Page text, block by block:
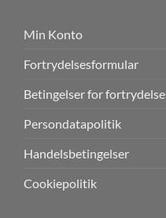
Min Konto
Fortrydelsesformular
Betingelser for
Persondatapolitik
Handelsbetingelser
Cookiepolitik